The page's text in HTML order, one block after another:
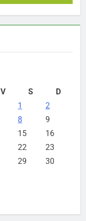
V S
D
1
2
8
9
15
16
22
23
29
30